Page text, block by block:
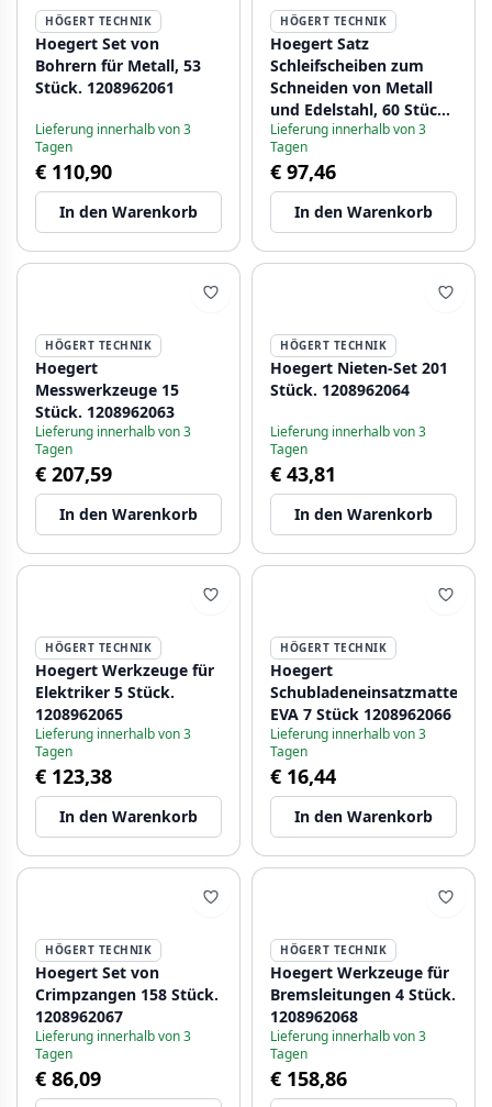
HÖGERT TECHNIK
Hoegert Set von
Bohrern für Metall, 53
Stück. 1208962061
Lieferung innerhalb von 3
Tagen
€ 110,90
In den Warenkorb
HÖGERT TECHNIK
Hoegert Satz
Schleifscheiben zum
Schneiden von Metall
und Edelstahl, 60 Stück.
1208962062
Lieferung innerhalb von 3
Tagen
€ 97,46
In den Warenkorb
HÖGERT TECHNIK
Hoegert
Messwerkzeuge 15
Stück. 1208962063
Lieferung innerhalb von 3
Tagen
€ 207,59
In den Warenkorb
HÖGERT TECHNIK
Hoegert Nieten-Set 201
Stück. 1208962064
Lieferung innerhalb von 3
Tagen
€ 43,81
In den Warenkorb
HÖGERT TECHNIK
Hoegert Werkzeuge für
Elektriker 5 Stück.
1208962065
Lieferung innerhalb von 3
Tagen
€ 123,38
In den Warenkorb
HÖGERT TECHNIK
Hoegert
Schubladeneinsatzmatte
EVA 7 Stück 1208962066
Lieferung innerhalb von 3
Tagen
€ 16,44
In den Warenkorb
HÖGERT TECHNIK
Hoegert Set von
Crimpzangen 158 Stück.
1208962067
Lieferung innerhalb von 3
Tagen
€ 86,09
HÖGERT TECHNIK
Hoegert Werkzeuge für
Bremsleitungen 4 Stück.
1208962068
Lieferung innerhalb von 3
Tagen
€ 158,86